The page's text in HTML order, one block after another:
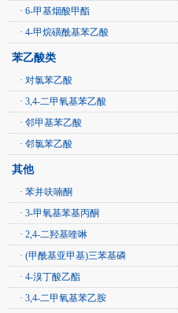
· 6-甲基烟酸甲酯
· 4-甲烷磺酰基苯乙酸
苯乙酸类
· 对氯苯乙酸
· 3,4-二甲氧基苯乙酸
· 邻甲基苯乙酸
· 邻氯苯乙酸
其他
· 苯并呋喃酮
· 3-甲氧基苯基丙酮
· 2,4-二羟基喹啉
· (甲酰基亚甲基)三苯基磷
· 4-溴丁酸乙酯
· 3,4-二甲氧基苯乙胺